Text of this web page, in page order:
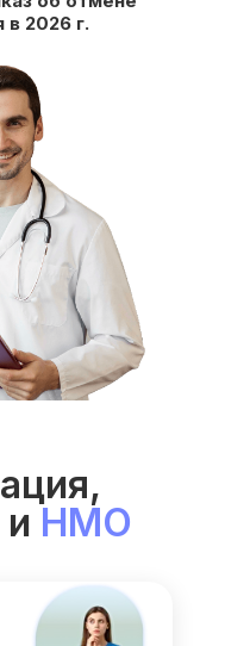
в 2026 г.
НМО